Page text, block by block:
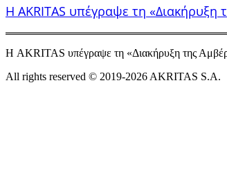
Η AKRITAS υπέγραψε τη
Η AKRITAS υπέγραψε τη «Διακήρυξη της
All rights reserved © 2019-2026 AKRITAS S.A.